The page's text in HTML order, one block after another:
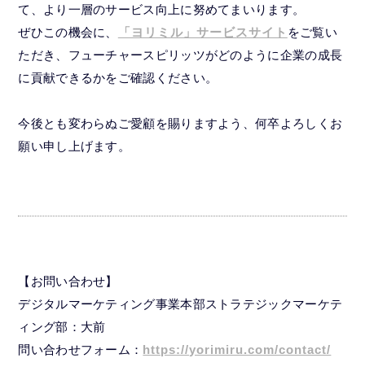
て、より一層のサービス向上に努めてまいります。
ぜひこの機会に、
「ヨリミル」サービスサイト をご覧い
ただき、フューチャースピリッツがどのように企業の成長
に貢献できるかをご確認ください。
今後とも変わらぬご愛顧を賜りますよう、何卒よろしくお
願い申し上げます。
【お問い合わせ】
デジタルマーケティング事業本部ストラテジックマーケテ
ィング部：大前
問い合わせフォーム： https://yorimiru.com/contact/